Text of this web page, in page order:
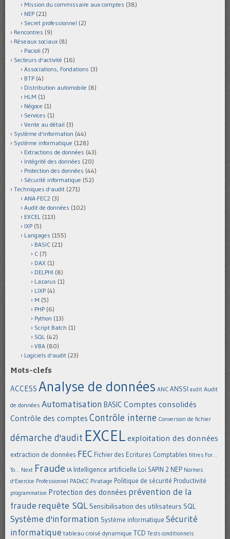
Mission du commissaire aux comptes (38)
NEP (21)
Secret professionnel (2)
Rencontres (9)
Réseaux sociaux (8)
Pacioli (7)
Secteurs d'activité (16)
Associations, Fondations (3)
BTP (4)
Distribution automobile (8)
HLM (1)
Négoce (1)
Services (1)
Vente au détail (3)
Système d'information (44)
Système informatique (128)
Extractions de données (43)
Intégrité des données (20)
Protection des données (44)
Sécurité informatique (52)
Techniques d'audit (271)
ANA-FEC2 (3)
Audit de données (102)
EXCEL (113)
IXP (5)
Langages (155)
BASIC (21)
C (7)
DAX (1)
DELPHI (8)
Lazarus (1)
LIXP (4)
M (5)
PHP (6)
Python (13)
Script Batch (1)
SQL (42)
VBA (80)
Logiciels d'audit (23)
Mots-clefs
ACCESS Analyse de données ANC ANSSI audit Audit
de données Automatisation BASIC Comptes consolidés
Contrôle des comptes Contrôle interne Conversion de fichier
démarche d'audit EXCEL exploitation des données
extraction de données FEC Fichier des Ecritures Comptables filtres For...
To... Next Fraude IA Intelligence artificielle Loi SAPIN 2 NEP Normes
d'Exercice Professionnel PADoCC Piratage Politique de sécurité Productivité
programmation Protection des données prévention de la
fraude requête SQL Sensibilisation des utilisateurs SQL
Système d'information Système informatique Sécurité
informatique tableau croisé dynamique TCD Tests conditionnels